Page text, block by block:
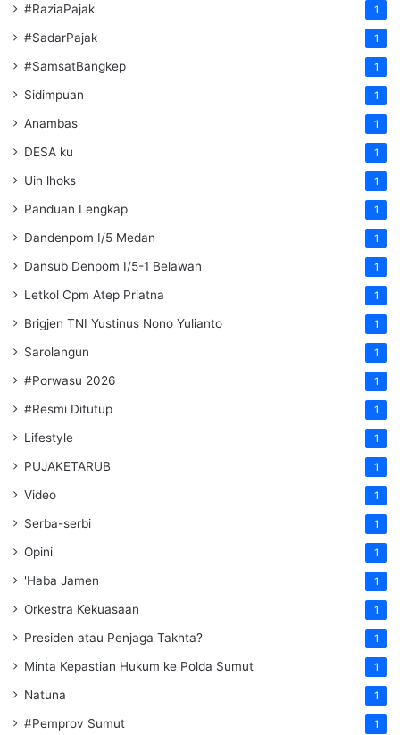
#RaziaPajak 1
#SadarPajak 1
#SamsatBangkep 1
Sidimpuan 1
Anambas 1
DESA ku 1
Uin lhoks 1
Panduan Lengkap 1
Dandenpom I/5 Medan 1
Dansub Denpom I/5-1 Belawan 1
Letkol Cpm Atep Priatna 1
Brigjen TNI Yustinus Nono Yulianto 1
Sarolangun 1
#Porwasu 2026 1
#Resmi Ditutup 1
Lifestyle 1
PUJAKETARUB 1
Video 1
Serba-serbi 1
Opini 1
'Haba Jamen 1
Orkestra Kekuasaan 1
Presiden atau Penjaga Takhta? 1
Minta Kepastian Hukum ke Polda Sumut 1
Natuna 1
#Pemprov Sumut 1